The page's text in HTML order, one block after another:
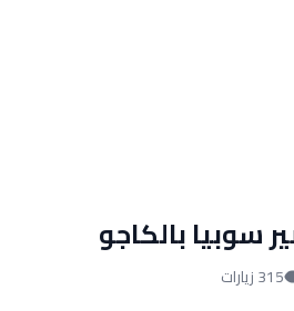
بالكاجو
315 زيارات